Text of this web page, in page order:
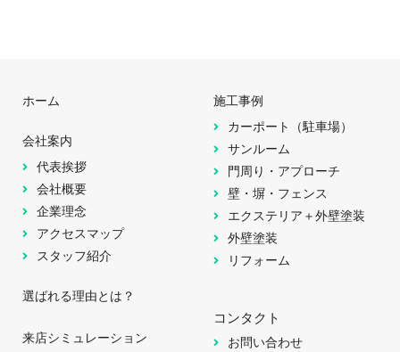
ホーム
会社案内
代表挨拶
会社概要
企業理念
アクセスマップ
スタッフ紹介
選ばれる理由とは？
施工事例
カーポート（駐車場）
サンルーム
門周り・アプローチ
壁・塀・フェンス
エクステリア＋外壁塗装
外壁塗装
リフォーム
来店シミュレーション
コンタクト
お問い合わせ